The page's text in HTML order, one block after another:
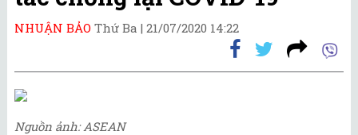
NHUẬN BẢO Thứ Ba | 21/07/2020 14:22
Nguồn ảnh: ASEAN